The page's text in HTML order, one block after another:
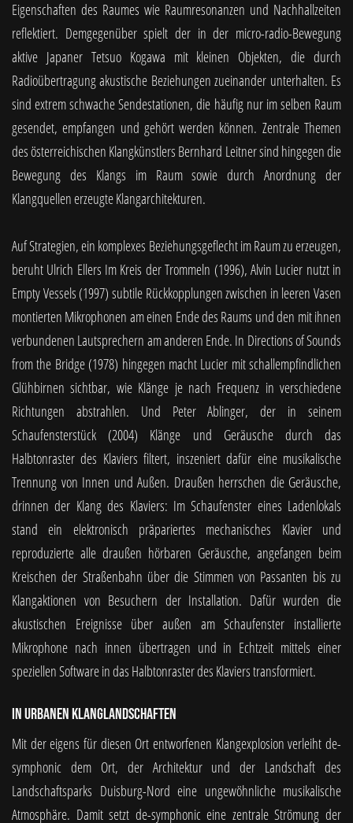
Eigenschaften des Raumes wie Raumresonanzen und Nachhallzeiten
reflektiert. Demgegenüber spielt der in der micro-radio-Bewegung
aktive Japaner Tetsuo Kogawa mit kleinen Objekten, die durch
Radioübertragung akustische Beziehungen zueinander unterhalten. Es
sind extrem schwache Sendestationen, die häufig nur im selben Raum
gesendet, empfangen und gehört werden können. Zentrale Themen
des österreichischen Klangkünstlers Bernhard Leitner sind hingegen die
Bewegung des Klangs im Raum sowie durch Anordnung der
Klangquellen erzeugte Klangarchitekturen.
Auf Strategien, ein komplexes Beziehungsgeflecht im Raum zu erzeugen,
beruht Ulrich Ellers Im Kreis der Trommeln (1996), Alvin Lucier nutzt in
Empty Vessels (1997) subtile Rückkopplungen zwischen in leeren Vasen
montierten Mikrophonen am einen Ende des Raums und den mit ihnen
verbundenen Lautsprechern am anderen Ende. In Directions of Sounds
from the Bridge (1978) hingegen macht Lucier mit schallempfindlichen
Glühbirnen sichtbar, wie Klänge je nach Frequenz in verschiedene
Richtungen abstrahlen. Und Peter Ablinger, der in seinem
Schaufensterstück (2004) Klänge und Geräusche durch das
Halbtonraster des Klaviers filtert, inszeniert dafür eine musikalische
Trennung von Innen und Außen. Draußen herrschen die Geräusche,
drinnen der Klang des Klaviers: Im Schaufenster eines Ladenlokals
stand ein elektronisch präpariertes mechanisches Klavier und
reproduzierte alle draußen hörbaren Geräusche, angefangen beim
Kreischen der Straßenbahn über die Stimmen von Passanten bis zu
Klangaktionen von Besuchern der Installation. Dafür wurden die
akustischen Ereignisse über außen am Schaufenster installierte
Mikrophone nach innen übertragen und in Echtzeit mittels einer
speziellen Software in das Halbtonraster des Klaviers transformiert.
In urbanen Klanglandschaften
Mit der eigens für diesen Ort entworfenen Klangexplosion verleiht de-
symphonic dem Ort, der Architektur und der Landschaft des
Landschaftsparks Duisburg-Nord eine ungewöhnliche musikalische
Atmosphäre. Damit setzt de-symphonic eine zentrale Strömung der